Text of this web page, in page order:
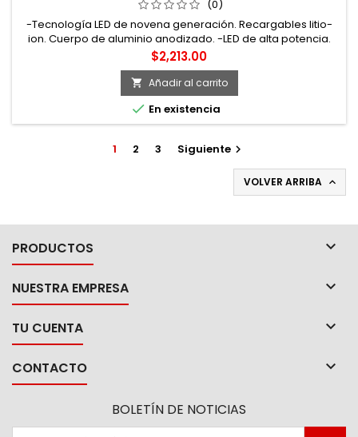
(0)
-Tecnología LED de novena generación. Recargables litio-
ion. Cuerpo de aluminio anodizado. -LED de alta potencia.
Luz de lupa ajustable. Sistema de quick release. Estuche con
foam de Eva. -180° de movilidad. -3 linternas en una
resistentes a la lluvia. -Ideal para mantenimiento, vigilancia,
automóvil y talleres. -Juego de linterna con cabezas...
Precio
$2,213.00
 Añadir al carrito
 En existencia
1 2 3 Siguiente 
VOLVER ARRIBA 
PRODUCTOS 
NUESTRA EMPRESA 
TU CUENTA 
CONTACTO 
BOLETÍN DE NOTICIAS